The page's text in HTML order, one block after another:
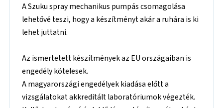
A Szuku spray mechanikus pumpás csomagolása
lehetővé teszi, hogy a készítményt akár a ruhára is ki
lehet juttatni.
Az ismertetett készítmények az EU országaiban is
engedély kötelesek.
A magyarországi engedélyek kiadása előtt a
vizsgálatokat akkreditált laboratóriumok végezték.